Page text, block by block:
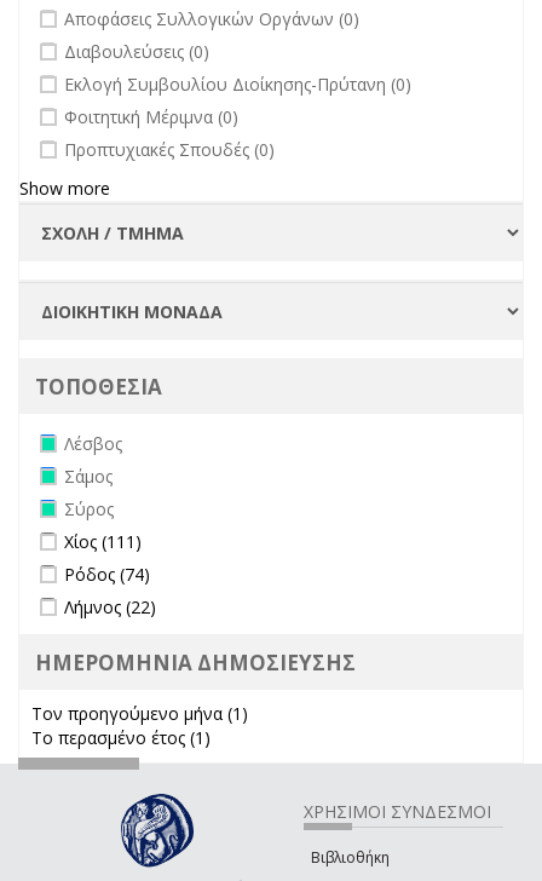
undefined
Αποφάσεις Συλλογικών Οργάνων (0)
undefined
Διαβουλεύσεις (0)
undefined
Εκλογή Συμβουλίου Διοίκησης-Πρύτανη (0)
undefined
Φοιτητική Μέριμνα (0)
undefined
Προπτυχιακές Σπουδές (0)
Show more
ΤΟΠΟΘΕΣΙΑ
Remove Λέσβος filter
Λέσβος
Remove Σάμος filter
Σάμος
Remove Σύρος filter
Σύρος
Apply Χίος filter
Χίος (111)
Apply Ρόδος filter
Ρόδος (74)
Apply Λήμνος filter
Λήμνος (22)
ΗΜΕΡΟΜΗΝΙΑ ΔΗΜΟΣΙΕΥΣΗΣ
Τον προηγούμενο μήνα (1)
Το περασμένο έτος (1)
ΧΡΗΣΙΜΟΙ ΣΥΝΔΕΣΜΟΙ
Βιβλιοθήκη